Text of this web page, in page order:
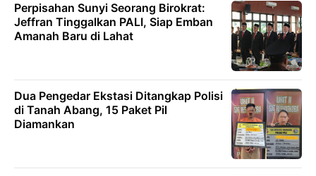
Perpisahan Sunyi Seorang Birokrat:
Jeffran Tinggalkan PALI, Siap Emban
Amanah Baru di Lahat
Dua Pengedar Ekstasi Ditangkap Polisi
di Tanah Abang, 15 Paket Pil
Diamankan